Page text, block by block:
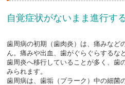
自覚症状がないまま進行す
歯周病の初期（歯肉炎）は、痛みなど
ん。痛みや出血、歯がぐらぐらするな
歯周炎へ移行していることが多く、歯
みられます。
歯周病は、歯垢（プラーク）中の細菌